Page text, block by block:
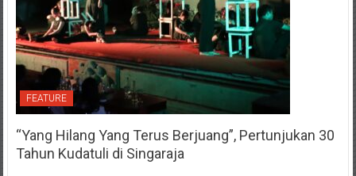
FEATURE
“Yang Hilang Yang Terus Berjuang”, Pertunjukan 30
Tahun Kudatuli di Singaraja